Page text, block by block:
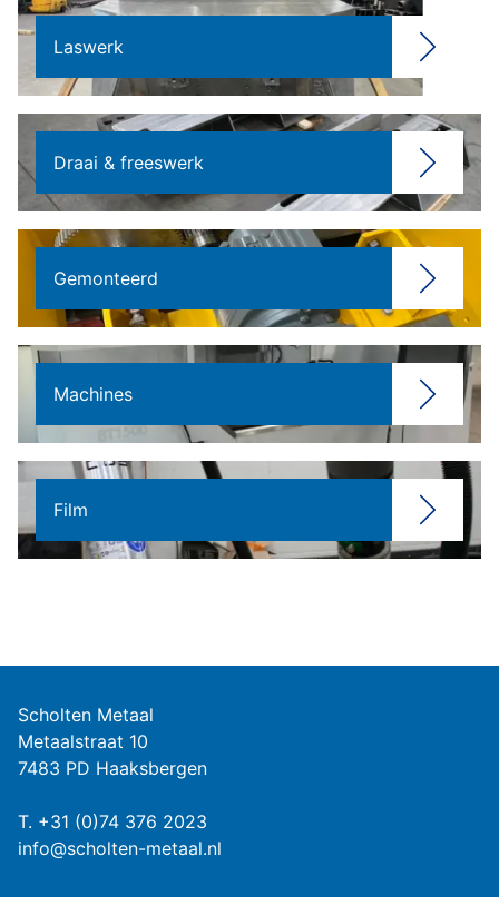
Laswerk
Draai & freeswerk
Gemonteerd
Machines
Film
Scholten Metaal
Metaalstraat 10
7483 PD Haaksbergen
T. +31 (0)74 376 2023
info@scholten-metaal.nl